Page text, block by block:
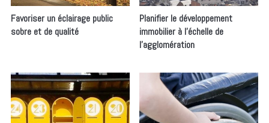
Favoriser un éclairage public
sobre et de qualité
Planifier le développement
immobilier à l’échelle de
l’agglomération